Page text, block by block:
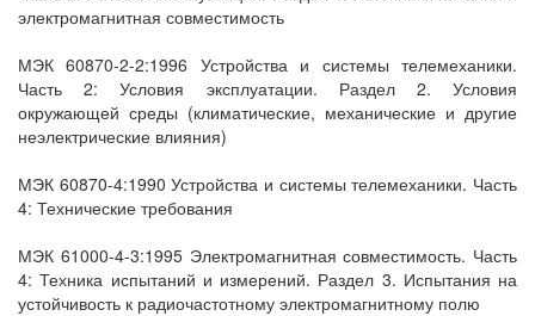
электромагнитная совместимость
МЭК 60870-2-2:1996 Устройства и системы телемеханики.
Часть 2: Условия эксплуатации. Раздел 2. Условия
окружающей среды (климатические, механические и другие
неэлектрические влияния)
МЭК 60870-4:1990 Устройства и системы телемеханики. Часть
4: Технические требования
МЭК 61000-4-3:1995 Электромагнитная совместимость. Часть
4: Техника испытаний и измерений. Раздел 3. Испытания на
устойчивость к радиочастотному электромагнитному полю